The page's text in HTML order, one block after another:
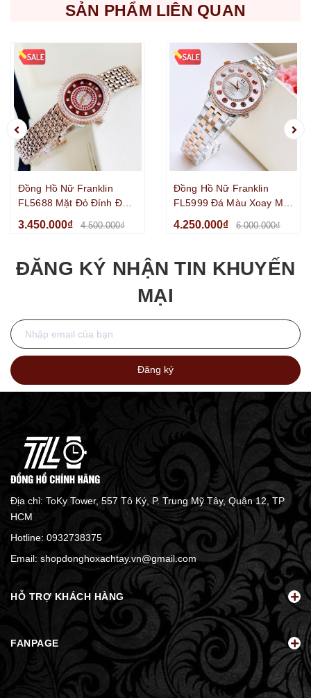
SẢN PHẨM LIÊN QUAN
Đồng Hồ Nữ Franklin
FL5688 Mặt Đỏ Đính Đá
Size 29mm
3.450.000₫ 4.500.000₫
Đồng Hồ Nữ Franklin
FL5999 Đá Màu Xoay Mặt
Sapphire Dây Kim Loại
4.250.000₫ 6.000.000₫
ĐĂNG KÝ NHẬN TIN KHUYẾN
MẠI
Đăng ký
Địa chỉ: ToKy Tower, 557 Tô Ký, P. Trung Mỹ Tây, Quận 12, TP
HCM
Hotline: 0932738375
Email: shopdonghoxachtay.vn@gmail.com
HỖ TRỢ KHÁCH HÀNG
FANPAGE